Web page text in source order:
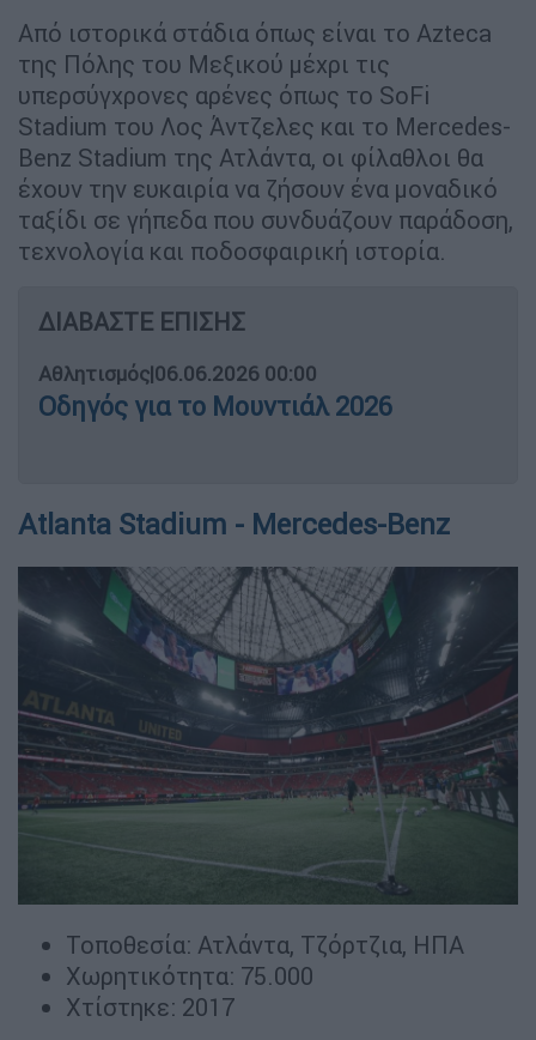
Από ιστορικά στάδια όπως είναι το Azteca
της Πόλης του Μεξικού μέχρι τις
υπερσύγχρονες αρένες όπως το SoFi
Stadium του Λος Άντζελες και το Mercedes-
Benz Stadium της Ατλάντα, οι φίλαθλοι θα
έχουν την ευκαιρία να ζήσουν ένα μοναδικό
ταξίδι σε γήπεδα που συνδυάζουν παράδοση,
τεχνολογία και ποδοσφαιρική ιστορία.
ΔΙΑΒΑΣΤΕ ΕΠΙΣΗΣ
Αθλητισμός|06.06.2026 00:00
Οδηγός για το Μουντιάλ 2026
Atlanta Stadium - Mercedes-Benz
Τοποθεσία: Ατλάντα, Τζόρτζια, ΗΠΑ
Χωρητικότητα: 75.000
Χτίστηκε: 2017